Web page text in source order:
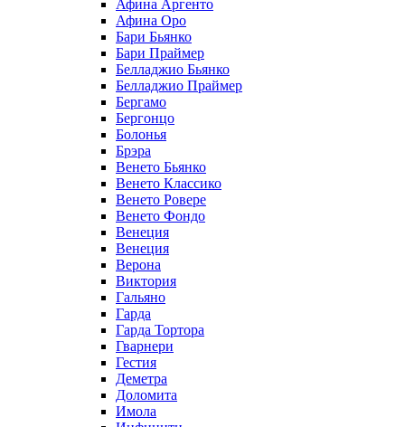
Афина Аргенто
Афина Оро
Бари Бьянко
Бари Праймер
Белладжио Бьянко
Белладжио Праймер
Бергамо
Бергонцо
Болонья
Брэра
Венето Бьянко
Венето Классико
Венето Ровере
Венето Фондо
Венеция
Венеция
Верона
Виктория
Гальяно
Гарда
Гарда Тортора
Гварнери
Гестия
Деметра
Доломита
Имола